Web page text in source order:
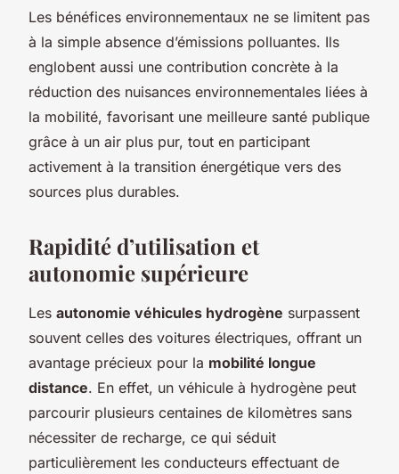
Les bénéfices environnementaux ne se limitent pas
à la simple absence d’émissions polluantes. Ils
englobent aussi une contribution concrète à la
réduction des nuisances environnementales liées à
la mobilité, favorisant une meilleure santé publique
grâce à un air plus pur, tout en participant
activement à la transition énergétique vers des
sources plus durables.
Rapidité d’utilisation et
autonomie supérieure
Les autonomie véhicules hydrogène surpassent
souvent celles des voitures électriques, offrant un
avantage précieux pour la mobilité longue
distance. En effet, un véhicule à hydrogène peut
parcourir plusieurs centaines de kilomètres sans
nécessiter de recharge, ce qui séduit
particulièrement les conducteurs effectuant de